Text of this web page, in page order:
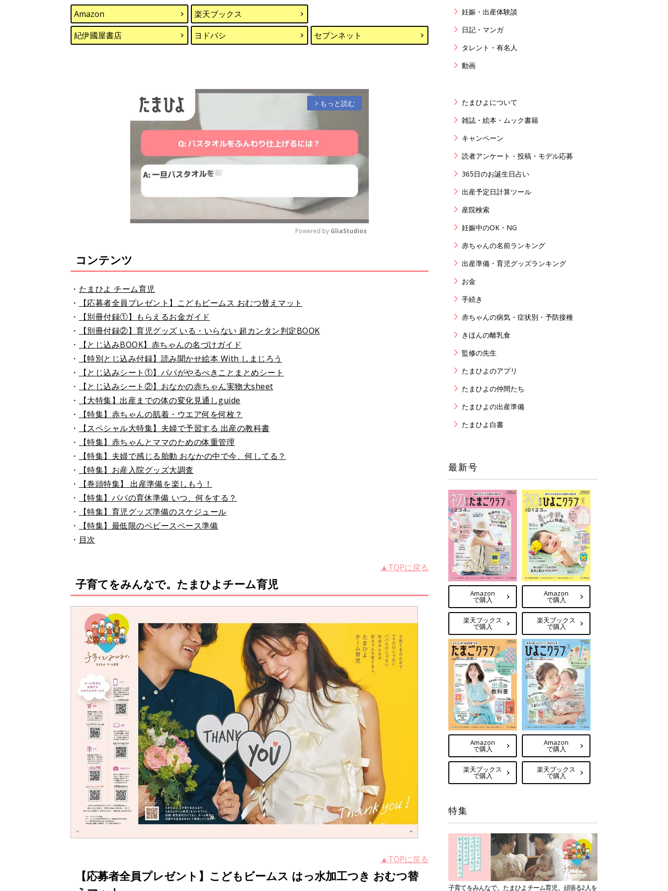
Amazon
楽天ブックス
紀伊國屋書店
ヨドバシ セブンネット
arrow_forward_ios もっと読む
u
Powered by GliaStudios
コンテンツ
・ たまひよ チーム育児
・
【応募者全員プレゼント】こどもビームス おむつ替えマット
・
【別冊付録①】もらえるお金ガイド
・
【別冊付録②】育児グッズ いる・いらない 超カンタン判定BOOK
・
【とじ込みBOOK】赤ちゃんの名づけガイド
・
【特別とじ込み付録】読み聞かせ絵本 With しまじろう
・
【とじ込みシート①】パパがやるべきことまとめシート
・
【とじ込みシート②】おなかの赤ちゃん実物大sheet
・
【大特集】出産までの体の変化見通しguide
・
【特集】赤ちゃんの肌着・ウエア何を何枚？
・
【スペシャル大特集】夫婦で予習する 出産の教科書
・
【特集】赤ちゃんとママのための体重管理
・
【特集】夫婦で感じる胎動 おなかの中で今、何してる？
・
【特集】お産入院グッズ大調査
・
【巻頭特集】 出産準備を楽しもう！
・
【特集】パパの育休準備 いつ、何をする？
・
【特集】育児グッズ準備のスケジュール
・
【特集】最低限のベビースペース準備
・ 目次
▲TOPに戻る
子育てをみんなで。たまひよチーム育児
▲TOPに戻る
【応募者全員プレゼント】こどもビームス はっ水加工つき おむつ替
妊娠・出産体験談
日記・マンガ
タレント・有名人
動画
たまひよについて
雑誌・絵本・ムック書籍
キャンペーン
読者アンケート・投稿・モデル応募
365日のお誕生日占い
出産予定日計算ツール
産院検索
妊娠中のOK・NG
赤ちゃんの名前ランキング
出産準備・育児グッズランキング
お金
手続き
赤ちゃんの病気・症状別・予防接種
きほんの離乳食
監修の先生
たまひよのアプリ
たまひよの仲間たち
たまひよの出産準備
たまひよ白書
最新号
Amazon
で購入
楽天ブックス
で購入
Amazon
で購入
楽天ブックス
で購入
Amazon
で購入
楽天ブックス
で購入
Amazon
で購入
楽天ブックス
で購入
特集
子育てをみんなで。たまひよチーム育児。頑張る2人を